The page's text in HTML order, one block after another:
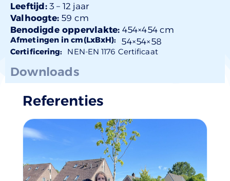
Leeftijd:3 – 12 jaar
Valhoogte: 59 cm
Benodigde oppervlakte: 454×454 cm
Afmetingen in cm(LxBxH): 54×54×58
Certificering: NEN-EN 1176 Certificaat
Downloads
Referenties